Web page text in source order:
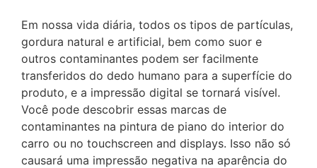
Em nossa vida diária, todos os tipos de partículas,
gordura natural e artificial, bem como suor e
outros contaminantes podem ser facilmente
transferidos do dedo humano para a superfície do
produto, e a impressão digital se tornará visível.
Você pode descobrir essas marcas de
contaminantes na pintura de piano do interior do
carro ou no touchscreen and displays. Isso não só
causará uma impressão negativa na aparência do